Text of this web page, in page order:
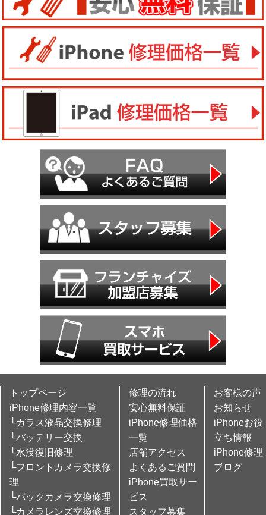
トップページ
iPhone修理内容一覧
└ガラス液晶交換修理
└バッテリー交換
└水没復旧修理
└フロントカメラ交換修
理
└バックカメラ交換修理
└カメラレンズ交換修理
修理の流れ
安心無料保証
iPhone修理価格
一覧
店舗アクセス
よくあるご質問
iPhone買取サー
ビス
スタッフ募集
お客様の声
お知らせ
iPhoneお役
立ち情報
iPhone修理
ブログ